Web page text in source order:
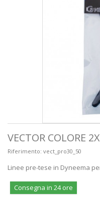
VECTOR COLORE
Riferimento: vect_pro30_50
Linee pre-tese in Dyneema
Consegna in 24 ore